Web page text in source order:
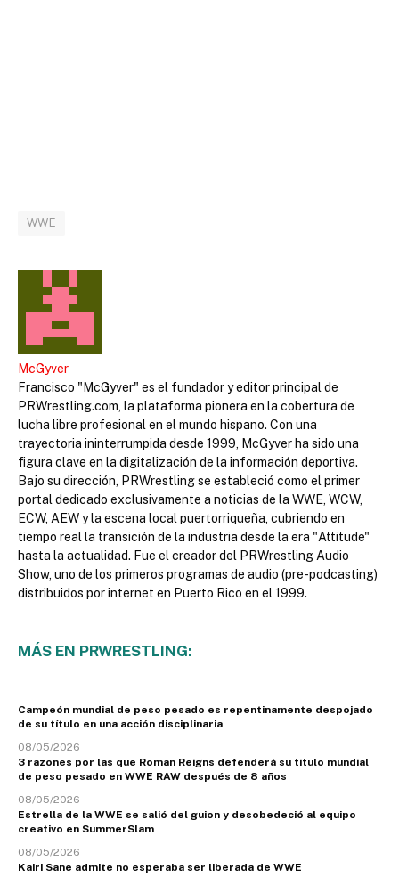
WWE
McGyver
Francisco "McGyver" es el fundador y editor principal de
PRWrestling.com, la plataforma pionera en la cobertura de
lucha libre profesional en el mundo hispano. Con una
trayectoria ininterrumpida desde 1999, McGyver ha sido una
figura clave en la digitalización de la información deportiva.
Bajo su dirección, PRWrestling se estableció como el primer
portal dedicado exclusivamente a noticias de la WWE, WCW,
ECW, AEW y la escena local puertorriqueña, cubriendo en
tiempo real la transición de la industria desde la era "Attitude"
hasta la actualidad. Fue el creador del PRWrestling Audio
Show, uno de los primeros programas de audio (pre-podcasting)
distribuidos por internet en Puerto Rico en el 1999.
MÁS EN PRWRESTLING:
Campeón mundial de peso pesado es repentinamente despojado
de su título en una acción disciplinaria
08/05/2026
3 razones por las que Roman Reigns defenderá su título mundial
de peso pesado en WWE RAW después de 8 años
08/05/2026
Estrella de la WWE se salió del guion y desobedeció al equipo
creativo en SummerSlam
08/05/2026
Kairi Sane admite no esperaba ser liberada de WWE